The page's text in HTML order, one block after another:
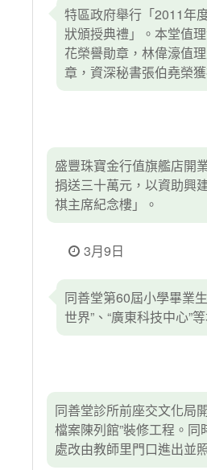
特區政府舉行「2011年
狀頒授典禮」。本堂值
花榮譽勛章，林偉濠值
章，資深秘書張伯堯榮
盛豐珠寶金行值旗艦店開
捐送三十萬元，以資助興
祺主席紀念樓」。
3月9日
同善堂第60屆小學畢業
世界”、“廣東科技中心”
同善堂診所前座交文化局
檔案陳列館”裝修工程。同
處改由教師里門口進出並